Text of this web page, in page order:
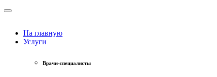
На главную
Услуги
Врачи-специалисты